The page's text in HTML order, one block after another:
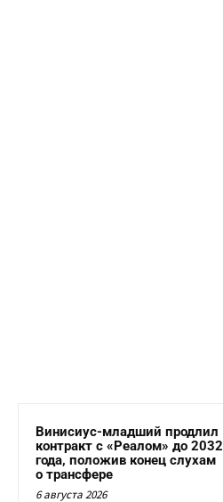
Винисиус-младший продлил
контракт с «Реалом» до 2032
года, положив конец слухам
о трансфере
6 августа 2026